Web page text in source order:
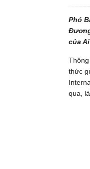
Phó
của
thức
qua,